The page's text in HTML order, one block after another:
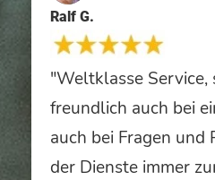
Ralf G.
"Weltklasse
freundlich auch bei
auch bei Fragen und
der Dienste immer